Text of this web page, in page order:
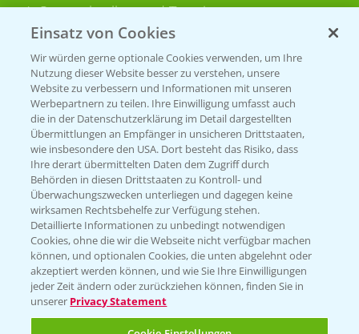
Sammelstellen und Termine
PRE - Chemikalien sicher entsorgen
Sammelstellen und Termine
Kontakt & Notfall
Beratung auf WhatsApp
T.+49 (0)174 346 564 1
KONTAKT
Hilfe in Notfällen
T.+49 (0)214/30-20220
Einsatz von Cookies
Wir würden gerne optionale Cookies verwenden, um Ihre
Nutzung dieser Website besser zu verstehen, unsere
Website zu verbessern und Informationen mit unseren
Werbepartnern zu teilen. Ihre Einwilligung umfasst auch
die in der Datenschutzerklärung im Detail dargestellten
Übermittlungen an Empfänger in unsicheren Drittstaaten,
wie insbesondere den USA. Dort besteht das Risiko, dass
Ihre derart übermittelten Daten dem Zugriff durch
Behörden in diesen Drittstaaten zu Kontroll- und
Überwachungszwecken unterliegen und dagegen keine
wirksamen Rechtsbehelfe zur Verfügung stehen.
Detaillierte Informationen zu unbedingt notwendigen
Cookies, ohne die wir die Webseite nicht verfügbar machen
können, und optionalen Cookies, die unten abgelehnt oder
akzeptiert werden können, und wie Sie Ihre Einwilligungen
jeder Zeit ändern oder zurückziehen können, finden Sie in
unserer Privacy Statement